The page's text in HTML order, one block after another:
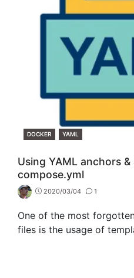
CATEGORIES
DOCKER YAML
Using YAML anchors
compose.yml
2020/03/04 1
One of the most
files is the usage of